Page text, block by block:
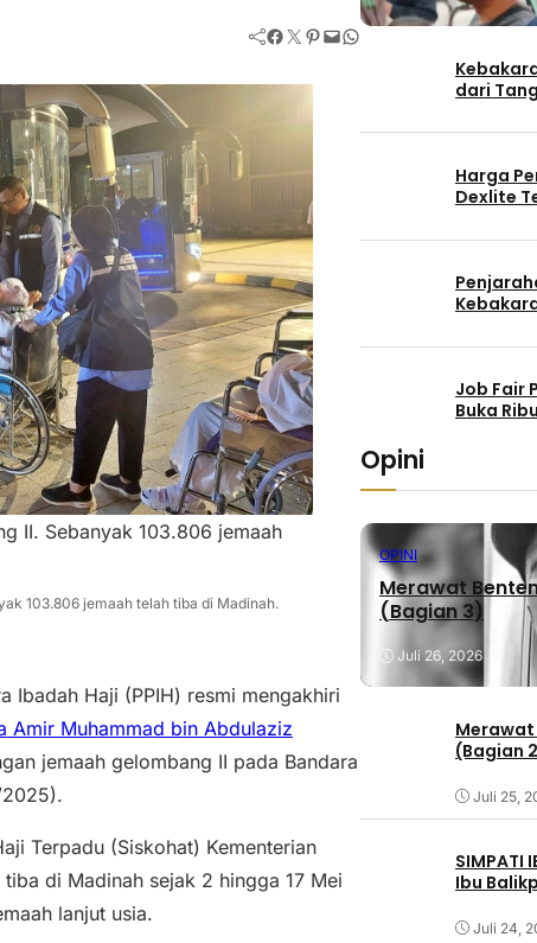
Facebook Twitter Pinterest Mail WhatsApp
II. Sebanyak 103.806 jemaah
103.806 jemaah telah tiba di Madinah.
Ibadah Haji (PPIH) resmi mengakhiri
Amir Muhammad bin Abdulaziz
jemaah gelombang II pada Bandara
Terpadu (Siskohat) Kementerian
di Madinah sejak 2 hingga 17 Mei
lanjut usia.
dari
Harga
Dexlite
Job Fair
Buka
Opini
OPINI
Merawat
(Bagian 3)
Juli 26, 2026
Merawat
(Bagian
Juli 25,
SIMPATI
Ibu
Juli 24,